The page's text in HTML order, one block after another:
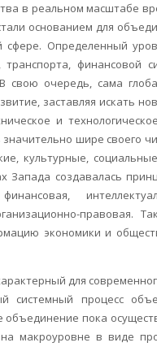
в реальном мас­штабе
основанием для
Определенный
финансовой
очередь, сама
заставляя искать
и
значительно шире своего
культурные,
Запада создава­лась
правовая.
экономики и
для
системный процесс
пока
макроуровне в виде